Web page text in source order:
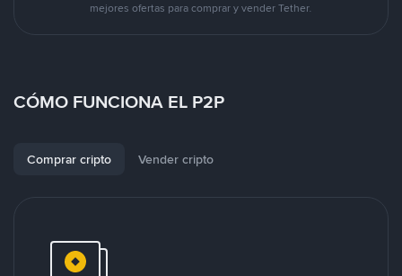
mejores ofertas para comprar y vender Tether.
CÓMO FUNCIONA EL P2P
Comprar cripto Vender cripto